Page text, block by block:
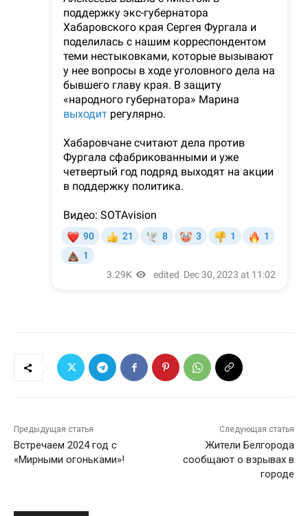
Предыдущая статья
Встречаем 2024 год с
«Мирными огоньками»!
Следующая статья
Жители Белгорода
сообщают о взрывах в
городе